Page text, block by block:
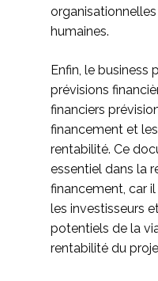
humaines.
Enfin, le business
prévisions
financiers
financement et
rentabilité. Ce
essentiel dans la
financement, car
les investisseurs
potentiels de la
rentabilité du